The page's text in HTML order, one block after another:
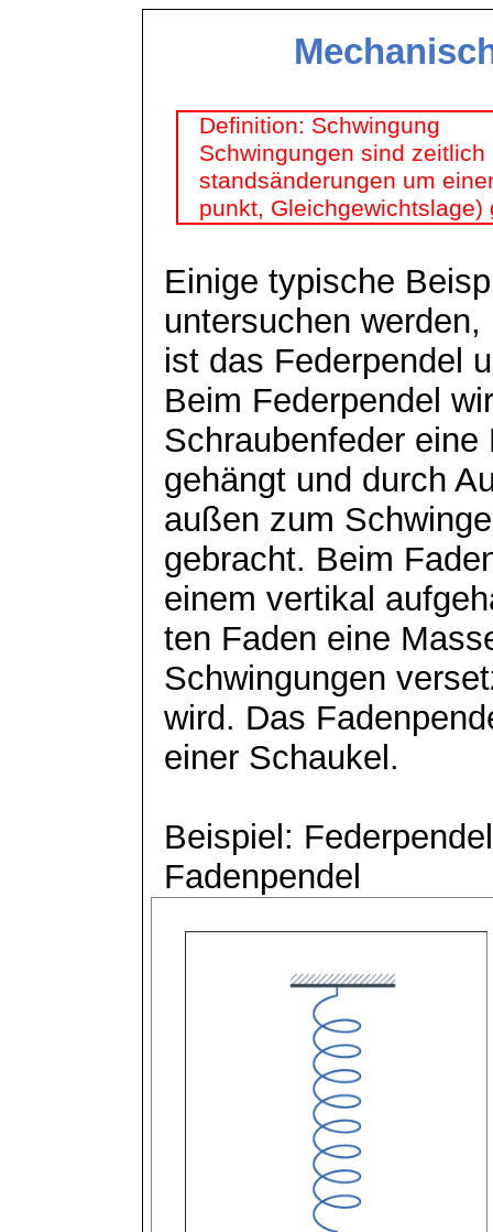
Definition: Schwingung
Schwingungen sind
standsänderungen um
punkt, Gleichgewichtslage)
Einige typische
untersuchen werden,
ist das Federpendel
Beim Federpendel
Schraubenfeder eine
gehängt und durch
außen zum
gebracht. Beim
einem vertikal
ten Faden eine
Schwingungen
wird. Das
einer Schaukel.
Beispiel:
Fadenpendel